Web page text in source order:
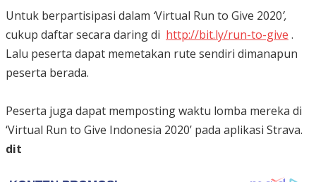
Untuk berpartisipasi dalam ‘Virtual Run to Give 2020’,
cukup daftar secara daring di http://bit.ly/run-to-give .
Lalu peserta dapat memetakan rute sendiri dimanapun
peserta berada.
Peserta juga dapat memposting waktu lomba mereka di
‘Virtual Run to Give Indonesia 2020’ pada aplikasi Strava.
dit